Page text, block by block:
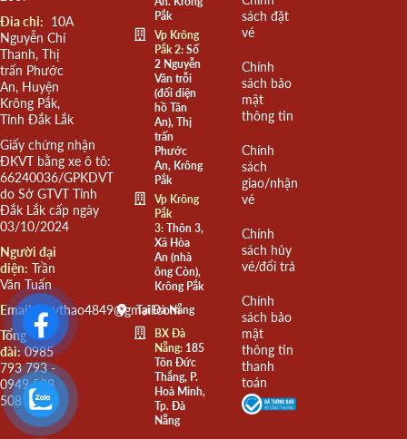
Đia chỉ: 10A
Nguyễn Chí
Thanh, Thị
trấn Phước
An, Huyện
Krông Pắk,
Tỉnh Đắk Lắk
Giấy chứng nhận
ĐKVT bằng xe ô tô:
66240036/GPKDVT
do Sở GTVT Tỉnh
Đắk Lắk cấp ngày
03/10/2024
Người đại
diện: Trần
Văn Tuấn
Email: quythao4849@gmail.com
Tổng
đài:0985
793 793 -
0949 508
508
Pắk
Vp Krông
Pắk 2:Số
2 Nguyễn
Văn trỗi
(đối diện
hồ Tân
An), Thị
trấn
Phước
An, Krông
Pắk
Vp Krông
Pắk
3:Thôn 3,
Xã Hòa
An (nhà
ông Còn),
Krông Pắk
Tại Đà Nẵng
BX Đà
Nẵng:185
Tôn Đức
Thắng, P.
Hoà Minh,
Tp. Đà
Nẵng
sách đặt
vé
Chính
sách bảo
mật
thông tin
Chính
sách
giao/nhận
vé
Chính
sách hủy
vé/đổi trả
Chính
sách bảo
mật
thông tin
thanh
toán